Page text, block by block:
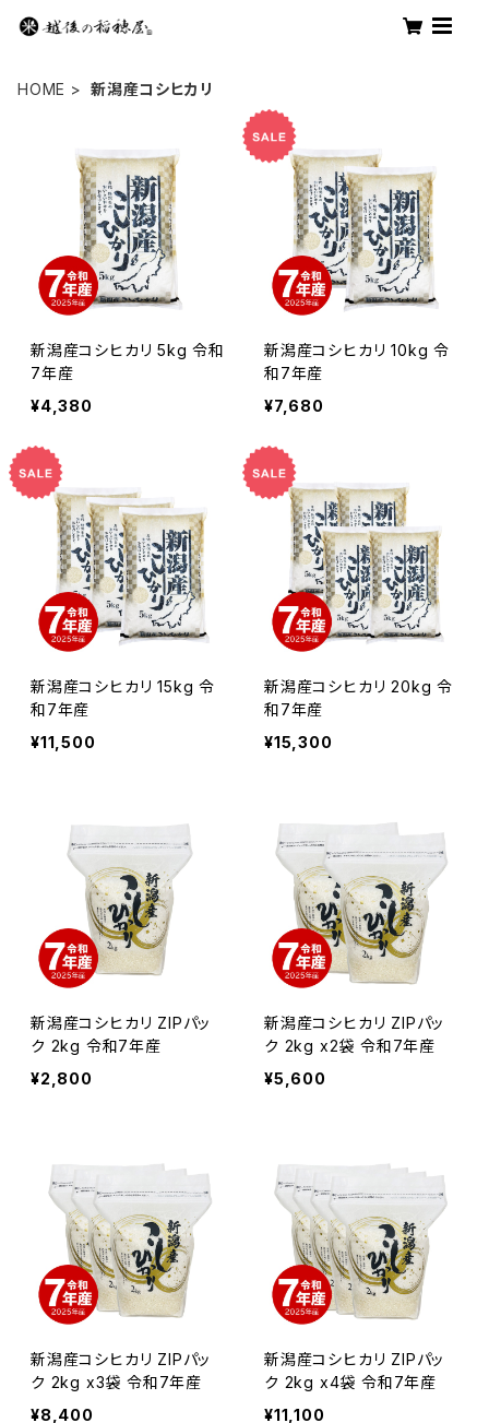
HOME 新潟産コシヒカリ
新潟産コシヒカリ 5kg 令和
7年産
¥4,380
新潟産コシヒカリ 10kg 令
和7年産
¥7,680
新潟産コシヒカリ 15kg 令
和7年産
¥11,500
新潟産コシヒカリ 20kg 令
和7年産
¥15,300
新潟産コシヒカリ ZIPパッ
ク 2kg 令和7年産
¥2,800
新潟産コシヒカリ ZIPパッ
ク 2kg x2袋 令和7年産
¥5,600
新潟産コシヒカリ ZIPパッ
ク 2kg x3袋 令和7年産
¥8,400
新潟産コシヒカリ ZIPパッ
ク 2kg x4袋 令和7年産
¥11,100